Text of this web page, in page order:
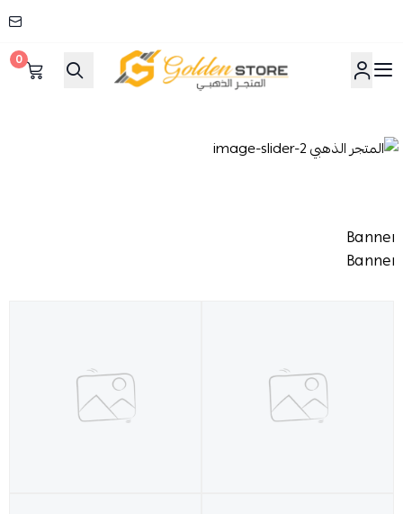
المتجر الذهبي
0